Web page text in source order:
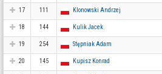
17 111 Klonowski Andrzej
18 144 Kulik Jacek
19 254 Stępniak Adam
20 145 Kupisz Konrad